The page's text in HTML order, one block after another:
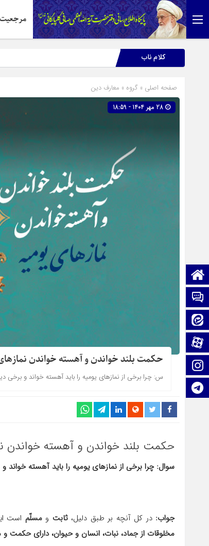
مرجعیت
صفحه نخست
تماس با ما
ایتا
آپارات
اینستاگرام
کلام ناب
صفحه اصلی » گروه » معارف دین
حکمت بلند خواندن و آهسته خواندن
س: چرا برخى از نمازهاى يوميه را بايد آهسته خواند و برخى
حکمت بلند خواندن و آهسته خواندن
سوال: چرا برخى از نمازهاى یومیه را باید آهسته خواند و
جواب: در کل آنچه بر طبق دلیل،ثابت ومسلّم است
مخلوقات از جماد، نبات، انسان و حیوان، داراى